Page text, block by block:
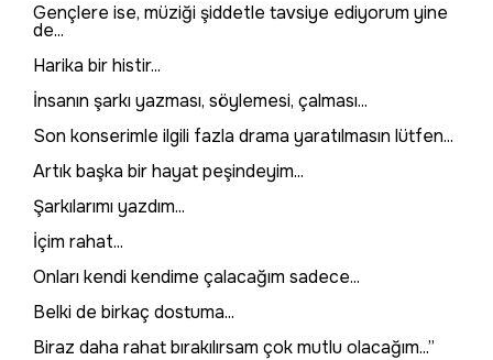
Gençlere ise, müziği şiddetle tavsiye ediyorum yine
de...
Harika bir histir...
İnsanın şarkı yazması, söylemesi, çalması...
Son konserimle ilgili fazla drama yaratılmasın lütfen...
Artık başka bir hayat peşindeyim...
Şarkılarımı yazdım...
İçim rahat...
Onları kendi kendime çalacağım sadece...
Belki de birkaç dostuma...
Biraz daha rahat bırakılırsam çok mutlu olacağım...”